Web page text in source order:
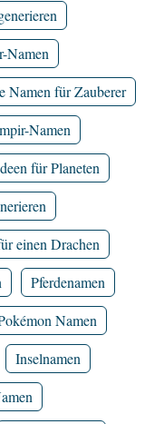
Namen
Namen für Zauberer
Namen
für Planeten
einen Drachen
Pferdenamen
Namen
Inselnamen